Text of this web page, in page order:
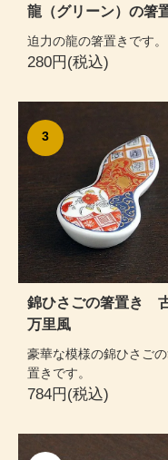
龍（グリーン）の箸
迫力の龍の箸置きです。
280円(税込)
3
錦ひさごの箸置き
万里風
豪華な模様の錦ひさご
置きです。
784円(税込)